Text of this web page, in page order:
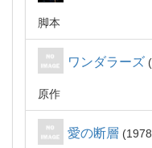
脚本
ワンダラーズ
原作
愛の断層 1978